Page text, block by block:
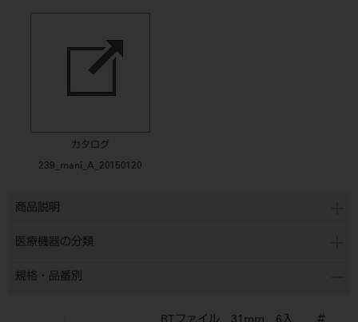
カタログ
239_mani_A_20150120
商品説明
医療機器の分類
規格・品番別